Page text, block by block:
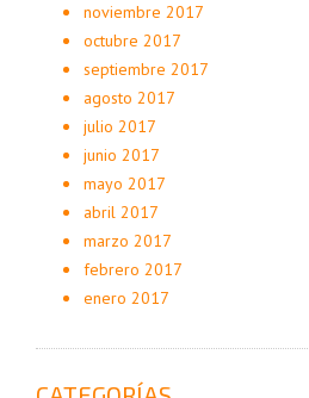
noviembre 2017
octubre 2017
septiembre 2017
agosto 2017
julio 2017
junio 2017
mayo 2017
abril 2017
marzo 2017
febrero 2017
enero 2017